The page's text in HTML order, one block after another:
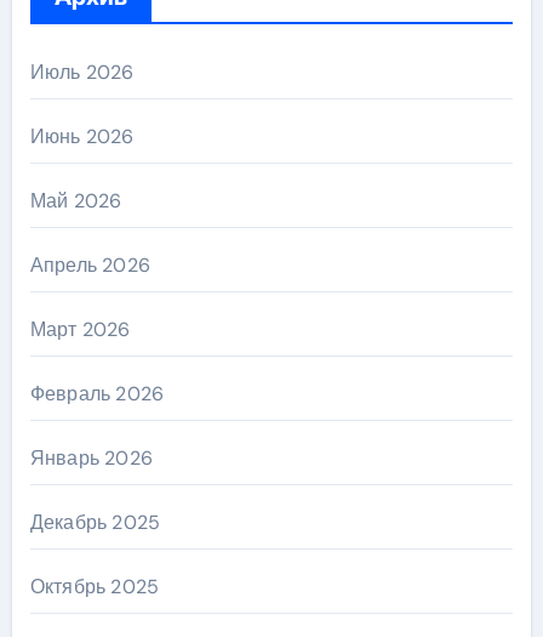
Июль 2026
Июнь 2026
Май 2026
Апрель 2026
Март 2026
Февраль 2026
Январь 2026
Декабрь 2025
Октябрь 2025